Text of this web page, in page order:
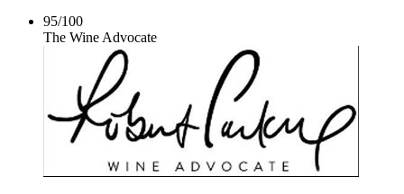
95/100
The Wine Advocate